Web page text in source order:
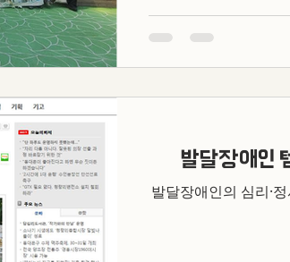
현한 소중한 권리 행
인사말과 심사 기준
비했습니다. 화방도
각자의 자리에서 그
중한 한 표’라는 다
발달장애인
발달장애인의 심리·